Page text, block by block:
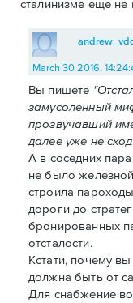
сталинизме еще не
March 30 2016,
Вы пишете
замусоленный
прозвучавший
далее уже не
А в соседних
не было
строила
дороги до
бронированных
отсталости.
Кстати, почему
должна быть от
Для снабжение